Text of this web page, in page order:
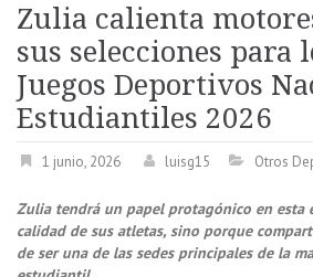
Zulia calienta
sus selecciones para
Juegos Deportivos
Estudiantiles 2026
1 junio, 2026 luisg15 Otros
Zulia tendrá un papel protagónico en esta
calidad de sus atletas, sino porque
de ser una de las sedes principales de la